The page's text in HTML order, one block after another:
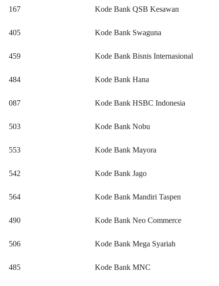
167 Kode Bank QSB Kesawan
405 Kode Bank Swaguna
459 Kode Bank Bisnis Internasional
484 Kode Bank Hana
087 Kode Bank HSBC Indonesia
503 Kode Bank Nobu
553 Kode Bank Mayora
542 Kode Bank Jago
564 Kode Bank Mandiri Taspen
490 Kode Bank Neo Commerce
506 Kode Bank Mega Syariah
485 Kode Bank MNC